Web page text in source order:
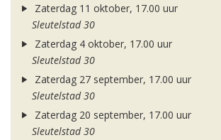
Zaterdag 11 oktober, 17.00 uur
Sleutelstad 30
Zaterdag 4 oktober, 17.00 uur
Sleutelstad 30
Zaterdag 27 september, 17.00 uur
Sleutelstad 30
Zaterdag 20 september, 17.00 uur
Sleutelstad 30